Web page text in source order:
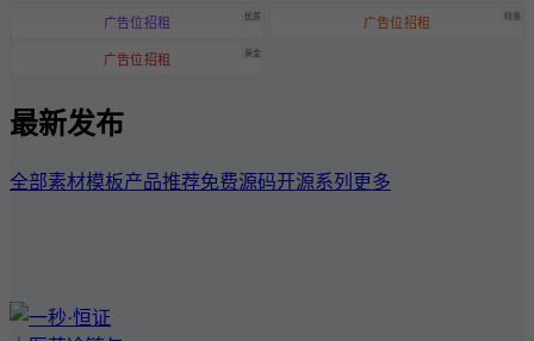
广告位招租 优质 广告位招租 特惠
广告位招租 黄金
最新发布
全部素材模板产品推荐免费源码开源系列 更多